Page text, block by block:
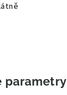
parametry